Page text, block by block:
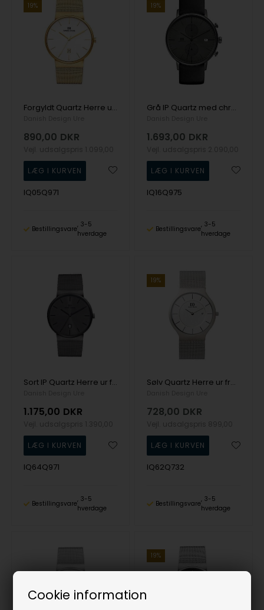
Cookie information
19%
Forgyldt Quartz Herre ur fra Danish Design, IQ05Q971
890,00 DKR
IQ05Q971
Bestillingsvare
3-5
hverdage
19%
Grå IP Quartz med chronograph Herre ur fra Danish Design, IQ16Q975
1.693,00 DKR
IQ16Q975
Bestillingsvare
3-5
hverdage
Sort IP Quartz Herre ur fra Danish Design, IQ64Q971
1.175,00 DKR
IQ64Q971
Bestillingsvare
3-5
hverdage
19%
Sølv Quartz Herre ur fra Danish Design, IQ62Q732
728,00 DKR
IQ62Q732
Bestillingsvare
3-5
hverdage
19%